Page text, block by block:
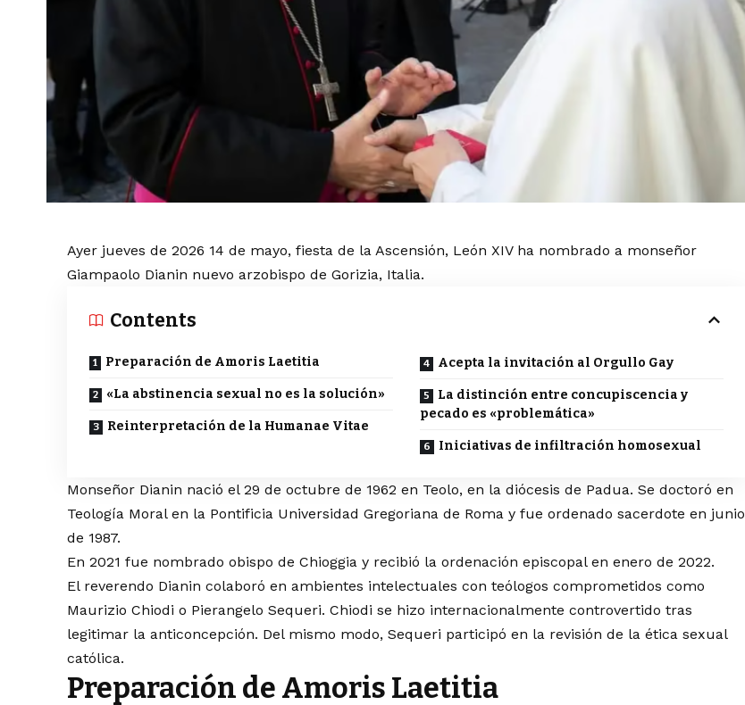
Ayer jueves de 2026 14 de mayo, fiesta de la Ascensión, León XIV ha nombrado a monseñor
Giampaolo Dianin nuevo arzobispo de Gorizia, Italia.
Contents
Preparación de Amoris Laetitia
«La abstinencia sexual no es la solución»
Reinterpretación de la Humanae Vitae
Acepta la invitación al Orgullo Gay
La distinción entre concupiscencia y
pecado es «problemática»
Iniciativas de infiltración homosexual
Monseñor Dianin nació el 29 de octubre de 1962 en Teolo, en la diócesis de Padua. Se doctoró en
Teología Moral en la Pontificia Universidad Gregoriana de Roma y fue ordenado sacerdote en junio
de 1987.
En 2021 fue nombrado obispo de Chioggia y recibió la ordenación episcopal en enero de 2022.
El reverendo Dianin colaboró en ambientes intelectuales con teólogos comprometidos como
Maurizio Chiodi o Pierangelo Sequeri. Chiodi se hizo internacionalmente controvertido tras
legitimar la anticoncepción. Del mismo modo, Sequeri participó en la revisión de la ética sexual
católica.
Preparación de Amoris Laetitia